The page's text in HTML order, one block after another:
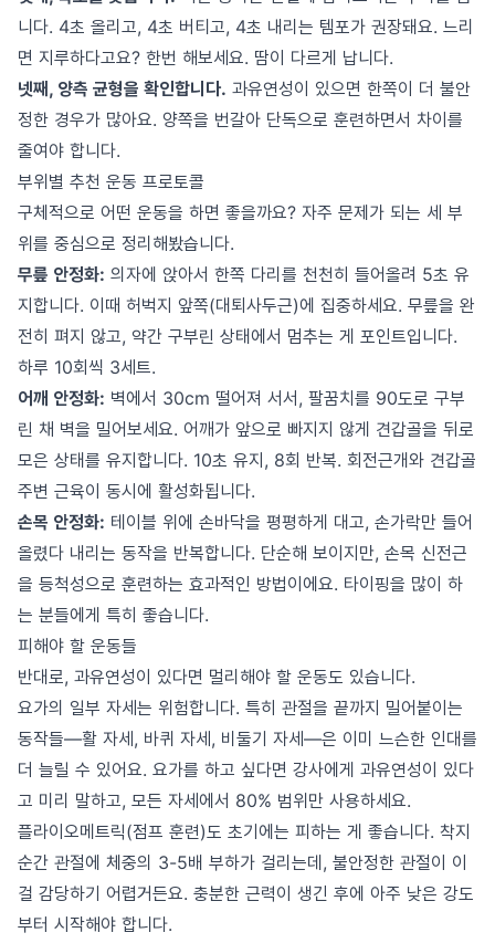
니다. 4초 올리고, 4초 버티고, 4초 내리는 템포가 권장돼요. 느리
면 지루하다고요? 한번 해보세요. 땀이 다르게 납니다.
넷째, 양측 균형을 확인합니다. 과유연성이 있으면 한쪽이 더 불안
정한 경우가 많아요. 양쪽을 번갈아 단독으로 훈련하면서 차이를
줄여야 합니다.
부위별 추천 운동 프로토콜
구체적으로 어떤 운동을 하면 좋을까요? 자주 문제가 되는 세 부
위를 중심으로 정리해봤습니다.
무릎 안정화: 의자에 앉아서 한쪽 다리를 천천히 들어올려 5초 유
지합니다. 이때 허벅지 앞쪽(대퇴사두근)에 집중하세요. 무릎을 완
전히 펴지 않고, 약간 구부린 상태에서 멈추는 게 포인트입니다.
하루 10회씩 3세트.
어깨 안정화: 벽에서 30cm 떨어져 서서, 팔꿈치를 90도로 구부
린 채 벽을 밀어보세요. 어깨가 앞으로 빠지지 않게 견갑골을 뒤로
모은 상태를 유지합니다. 10초 유지, 8회 반복. 회전근개와 견갑골
주변 근육이 동시에 활성화됩니다.
손목 안정화: 테이블 위에 손바닥을 평평하게 대고, 손가락만 들어
올렸다 내리는 동작을 반복합니다. 단순해 보이지만, 손목 신전근
을 등척성으로 훈련하는 효과적인 방법이에요. 타이핑을 많이 하
는 분들에게 특히 좋습니다.
피해야 할 운동들
반대로, 과유연성이 있다면 멀리해야 할 운동도 있습니다.
요가의 일부 자세는 위험합니다. 특히 관절을 끝까지 밀어붙이는
동작들—활 자세, 바퀴 자세, 비둘기 자세—은 이미 느슨한 인대를
더 늘릴 수 있어요. 요가를 하고 싶다면 강사에게 과유연성이 있다
고 미리 말하고, 모든 자세에서 80% 범위만 사용하세요.
플라이오메트릭(점프 훈련)도 초기에는 피하는 게 좋습니다. 착지
순간 관절에 체중의 3-5배 부하가 걸리는데, 불안정한 관절이 이
걸 감당하기 어렵거든요. 충분한 근력이 생긴 후에 아주 낮은 강도
부터 시작해야 합니다.